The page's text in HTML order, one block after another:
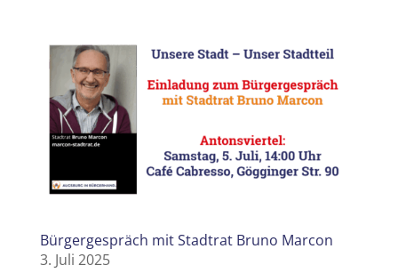
Bürgergespräch mit Stadtrat Bruno Marcon
3. Juli 2025